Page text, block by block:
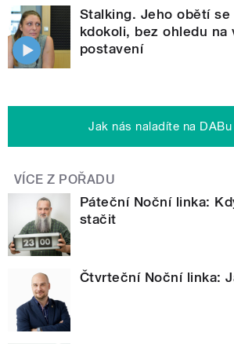
Stalking. Jeho obětí
kdokoli, bez ohledu na
postavení
Jak nás naladíte na DABu
VÍCE Z POŘADU
Páteční Noční linka:
stačit
Čtvrteční Noční linka: